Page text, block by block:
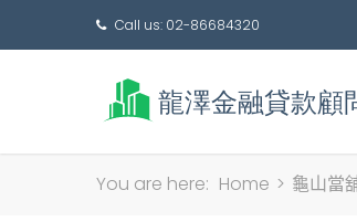
Call us: 02-86684320
You are here: Home > 龜山當